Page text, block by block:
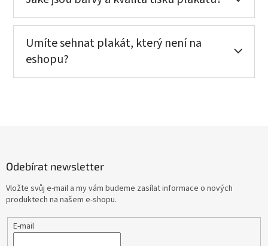
Umíte sehnat plakát, který není na
eshopu?
Odebírat newsletter
Vložte svůj e-mail a my vám budeme zasílat informace o nových
produktech na našem e-shopu.
E-mail